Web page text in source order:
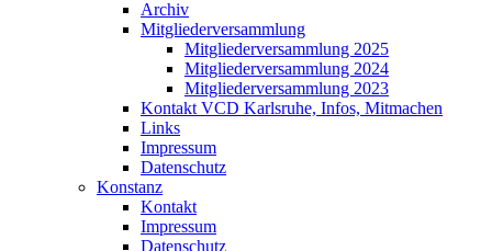
Archiv
Mitgliederversammlung
Mitgliederversammlung 2025
Mitgliederversammlung 2024
Mitgliederversammlung 2023
Kontakt VCD Karlsruhe, Infos, Mitmachen
Links
Impressum
Datenschutz
Konstanz
Kontakt
Impressum
Datenschutz